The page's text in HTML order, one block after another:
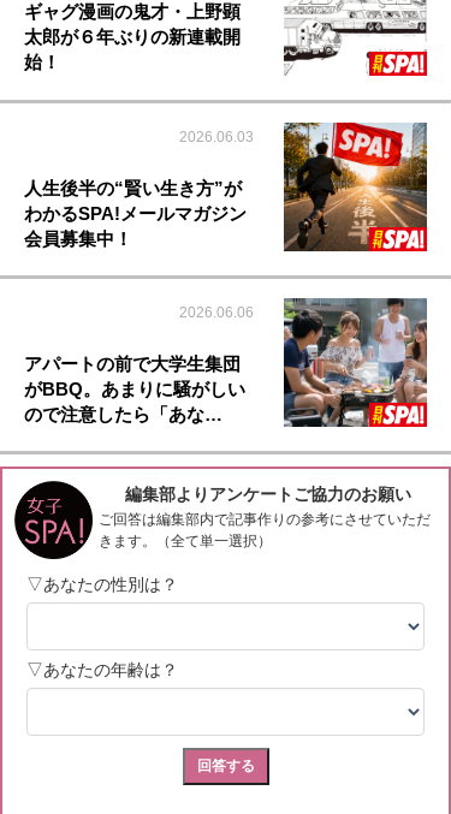
ギャグ漫画の鬼才・上野顕
太郎が６年ぶりの新連載開
始！
2026.06.03
人生後半の“賢い生き方”が
わかるSPA!メールマガジン
会員募集中！
2026.06.06
アパートの前で大学生集団
がBBQ。あまりに騒がしい
ので注意したら「あな…